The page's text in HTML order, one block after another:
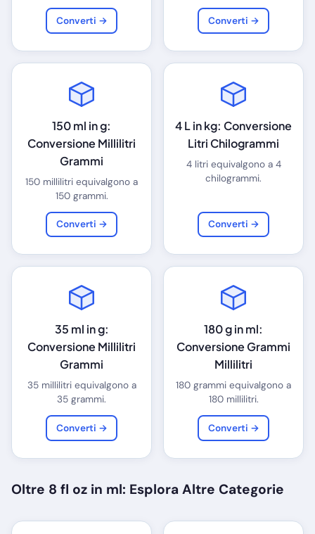
Converti → Converti →
150 ml in g:
Conversione Millilitri
Grammi
150 millilitri equivalgono a
150 grammi.
Converti →
4 L in kg: Conversione
Litri Chilogrammi
4 litri equivalgono a 4
chilogrammi.
Converti →
35 ml in g:
Conversione Millilitri
Grammi
35 millilitri equivalgono a
35 grammi.
Converti →
180 g in ml:
Conversione Grammi
Millilitri
180 grammi equivalgono a
180 millilitri.
Converti →
Oltre 8 fl oz in ml: Esplora Altre Categorie